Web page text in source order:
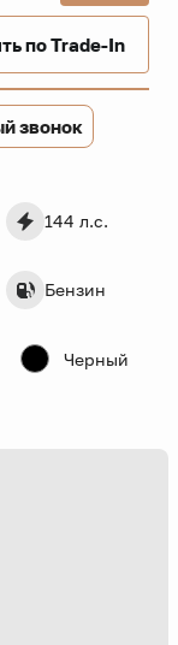
144 л.с.
Бензин
Черный
по Trade-In
звонок